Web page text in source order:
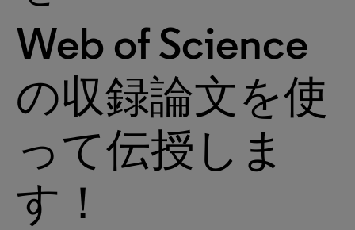
Web of Science
の収録論文を使
って伝授しま
す！